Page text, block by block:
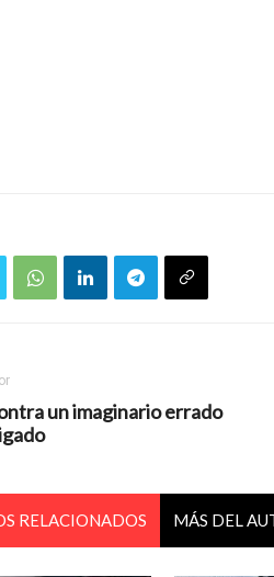
un imaginario errado
RELACIONADOS MÁS DEL